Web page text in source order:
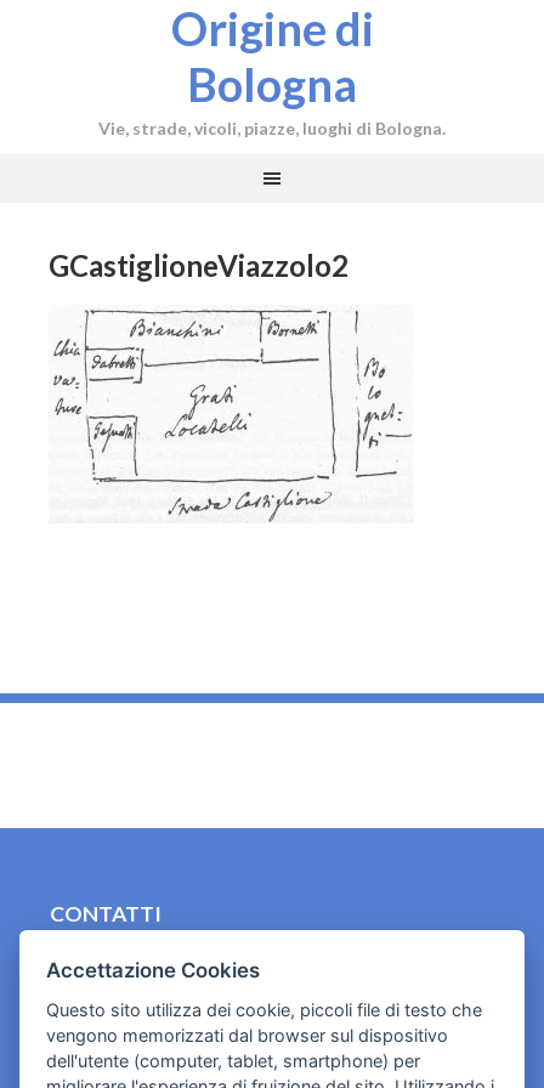
Origine di
Bologna
Vie, strade, vicoli, piazze, luoghi di Bologna.
GCastiglioneViazzolo2
CONTATTI
Cookies e informativa privacy
Accettazione Cookies
Questo sito utilizza dei cookie, piccoli file di testo che
vengono memorizzati dal browser sul dispositivo
dell'utente (computer, tablet, smartphone) per